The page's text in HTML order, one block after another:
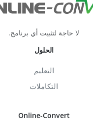
لا حاجة لتثبيت أي برنامج.
الحلول
التعليم
التكاملات
Online-Convert